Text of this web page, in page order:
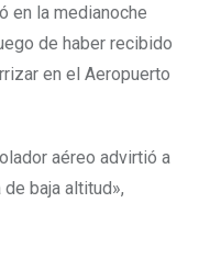
en la medianoche
de haber recibido
en el Aeropuerto
aéreo advirtió a
baja altitud»,